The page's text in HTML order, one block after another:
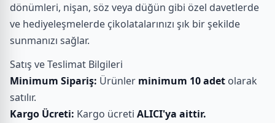
dönümleri, nişan, söz veya düğün gibi özel davetlerde
ve hediyeleşmelerde çikolatalarınızı şık bir şekilde
sunmanızı sağlar.
Satış ve Teslimat Bilgileri
Minimum Sipariş: Ürünler minimum 10 adet olarak
satılır.
Kargo Ücreti: Kargo ücreti ALICI'ya aittir.